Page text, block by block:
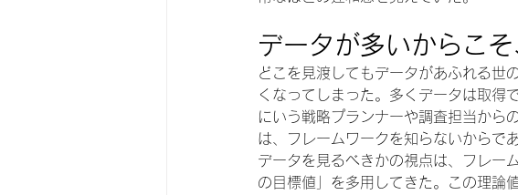
データが多いからこ
どこを見渡してもデータがあふれる世
くなってしまった。多くデータは取得
にいう戦略プランナーや調査担当から
は、フレームワークを知らないからで
データを見るべきかの視点は、フレー
の目標値」を多用してきた。この理論